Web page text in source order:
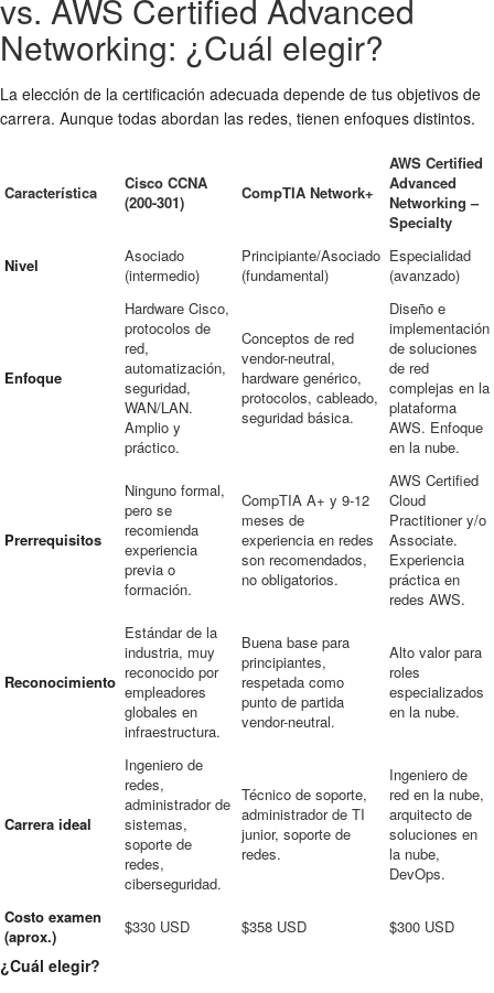
vs. AWS Certified Advanced
Networking: ¿Cuál elegir?
La elección de la certificación adecuada depende de tus objetivos de
carrera. Aunque todas abordan las redes, tienen enfoques distintos.
Característica
Cisco CCNA
(200-301)
CompTIA Network+
AWS Certified
Advanced
Networking –
Specialty
Nivel
Asociado
(intermedio)
Principiante/Asociado
(fundamental)
Especialidad
(avanzado)
Enfoque
Hardware Cisco,
protocolos de
red,
automatización,
seguridad,
WAN/LAN.
Amplio y
práctico.
Conceptos de red
vendor-neutral,
hardware genérico,
protocolos, cableado,
seguridad básica.
Diseño e
implementación
de soluciones
de red
complejas en la
plataforma
AWS. Enfoque
en la nube.
Prerrequisitos
Ninguno formal,
pero se
recomienda
experiencia
previa o
formación.
CompTIA A+ y 9-12
meses de
experiencia en redes
son recomendados,
no obligatorios.
AWS Certified
Cloud
Practitioner y/o
Associate.
Experiencia
práctica en
redes AWS.
Reconocimiento
Estándar de la
industria, muy
reconocido por
empleadores
globales en
infraestructura.
Buena base para
principiantes,
respetada como
punto de partida
vendor-neutral.
Alto valor para
roles
especializados
en la nube.
Carrera ideal
Ingeniero de
redes,
administrador de
sistemas,
soporte de
redes,
ciberseguridad.
Técnico de soporte,
administrador de TI
junior, soporte de
redes.
Ingeniero de
red en la nube,
arquitecto de
soluciones en
la nube,
DevOps.
Costo examen
(aprox.)
$330 USD $358 USD $300 USD
¿Cuál elegir?